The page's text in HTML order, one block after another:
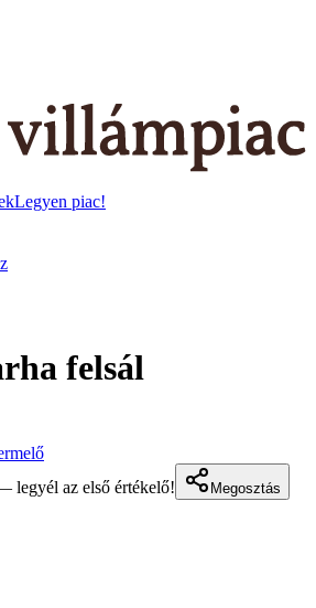
Legyen piac!
felsál
legyél az első értékelő! Megosztás